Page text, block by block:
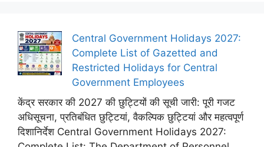
Central Government Holidays 2027:
Complete List of Gazetted and
Restricted Holidays for Central
Government Employees
केंद्र सरकार की 2027 की छुट्टियों की सूची जारी: पूरी गजट
अधिसूचना, प्रतिबंधित छुट्टियां, वैकल्पिक छुट्टियां और महत्वपूर्ण
दिशानिर्देश Central Government Holidays 2027: